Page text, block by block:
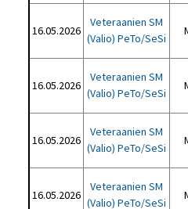
16.05.2026
Veteraanien SM
(Valio) PeTo/SeSi
16.05.2026
Veteraanien SM
(Valio) PeTo/SeSi
16.05.2026
Veteraanien SM
(Valio) PeTo/SeSi
16.05.2026
Veteraanien SM
(Valio) PeTo/SeSi